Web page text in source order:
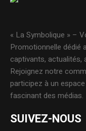
« La Symbolique » –
Promotionnelle dédié
captivants, actualités,
Rejoignez notre
participez à un
fascinant des médias.
SUIVEZ-NOUS